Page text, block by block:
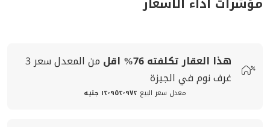
هذا العقار تكلفته76% اقل من المعدلسعر3
غرف نوم في الجيزة
معدل سعر البيع ١٢٬٩٥٢٬٩٧٢ جنيه